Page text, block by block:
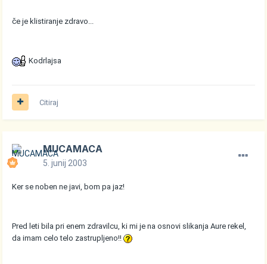
če je klistiranje zdravo...
Kodrlajsa
Citiraj
MUCAMACA
5. junij 2003
Ker se noben ne javi, bom pa jaz!
Pred leti bila pri enem zdravilcu, ki mi je na osnovi slikanja Aure rekel,
da imam celo telo zastrupljeno!!